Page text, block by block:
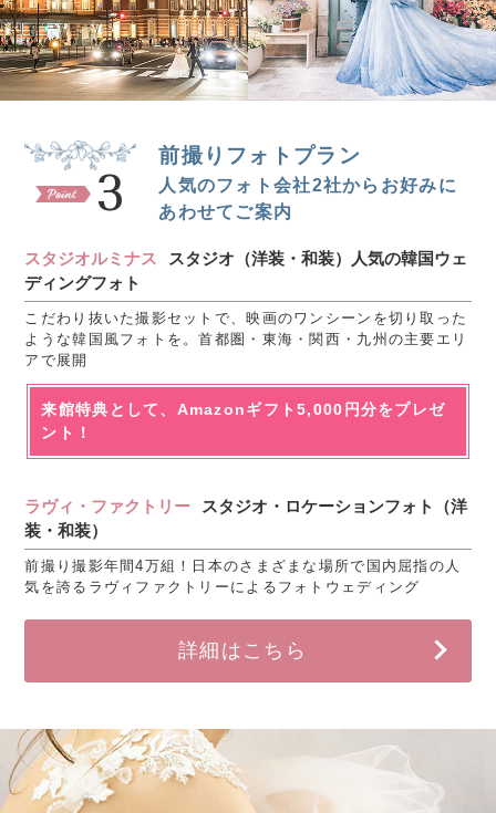
3
前撮りフォトプラン
人気のフォト会社2社からお好みに
あわせてご案内
スタジオルミナス
スタジオ（洋装・和装）人気の韓国ウェ
ディングフォト
こだわり抜いた撮影セットで、映画のワンシーンを切り取った
ような韓国風フォトを。首都圏・東海・関西・九州の主要エリ
アで展開
来館特典として、Amazonギフト5,000円分をプレゼ
ント！
ラヴィ・ファクトリー
スタジオ・ロケーションフォト（洋
装・和装）
前撮り撮影年間4万組！日本のさまざまな場所で国内屈指の人
気を誇るラヴィファクトリーによるフォトウェディング
詳細はこちら